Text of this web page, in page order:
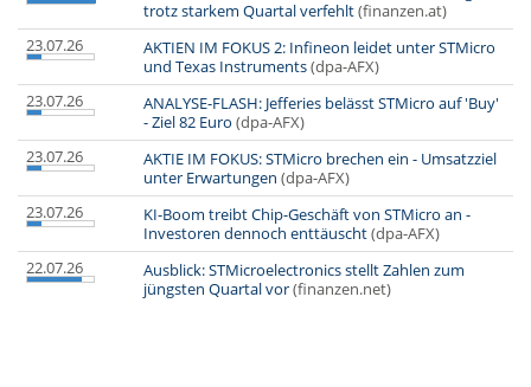
trotz starkem Quartal verfehlt(finanzen.at)
23.07.26
AKTIEN IM FOKUS 2: Infineon leidet unter STMicro
und Texas Instruments(dpa-AFX)
23.07.26
ANALYSE-FLASH: Jefferies belässt STMicro auf 'Buy'
- Ziel 82 Euro (dpa-AFX)
23.07.26
AKTIE IM FOKUS: STMicro brechen ein - Umsatzziel
unter Erwartungen (dpa-AFX)
23.07.26
KI-Boom treibt Chip-Geschäft von STMicro an -
Investoren dennoch enttäuscht(dpa-AFX)
22.07.26
Ausblick: STMicroelectronics stellt Zahlen zum
jüngsten Quartal vor(finanzen.net)